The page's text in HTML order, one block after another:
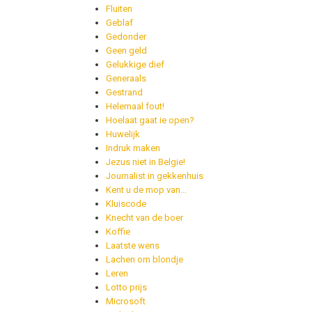
Fluiten
Geblaf
Gedonder
Geen geld
Gelukkige dief
Generaals
Gestrand
Helemaal fout!
Hoelaat gaat ie open?
Huwelijk
Indruk maken
Jezus niet in Belgie!
Journalist in gekkenhuis
Kent u de mop van...
Kluiscode
Knecht van de boer
Koffie
Laatste wens
Lachen om blondje
Leren
Lotto prijs
Microsoft